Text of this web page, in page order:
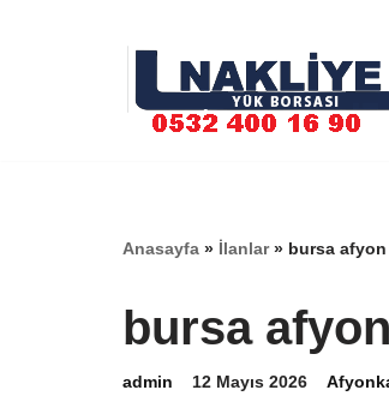
Anasayfa » İlanlar» bursa afyon
bursa
admin 12 Mayıs 2026